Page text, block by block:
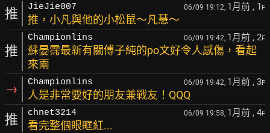
推 JieJie007 06/09 19:12, 1月前 , 1 F
推，小凡與他的小松鼠～凡慧～
推
Championlins 06/09 19:42, 1月前 , 2F
蘇晏霈最新有關傅子純的po文好令人感傷，看起
來兩
→ Championlins 06/09 19:42, 1月前 , 3F
人是非常要好的朋友兼戰友！QQQ
推 chnet3214 06/09 19:58, 1月前 , 4F
看完整個眼眶紅...